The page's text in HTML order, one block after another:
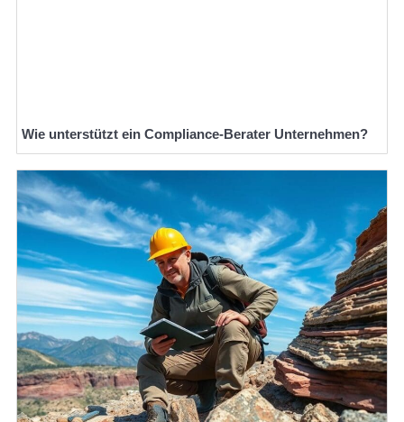
Wie unterstützt ein Compliance-Berater Unternehmen?